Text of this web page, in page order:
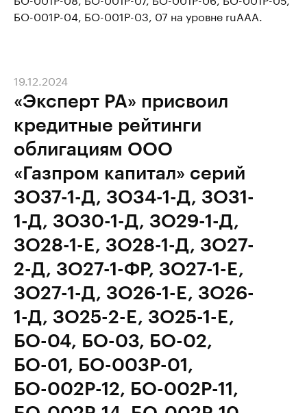
БО-001Р-04, БО-001Р-03, 07 на уровне ruAAA.
«Эксперт РА» присвоил
кредитные рейтинги
облигациям ООО
«Газпром капитал» серий
ЗО37-1-Д, ЗО34-1-Д, ЗО31-
1-Д, ЗО30-1-Д, ЗО29-1-Д,
ЗО28-1-E, ЗО28-1-Д, ЗО27-
2-Д, ЗО27-1-ФР, ЗО27-1-Е,
ЗО27-1-Д, ЗО26-1-Е, ЗО26-
1-Д, ЗО25-2-Е, ЗО25-1-Е,
БО-04, БО-03, БО-02,
БО-01, БО-003Р-01,
БО-002Р-12, БО-002Р-11,
19.12.2024